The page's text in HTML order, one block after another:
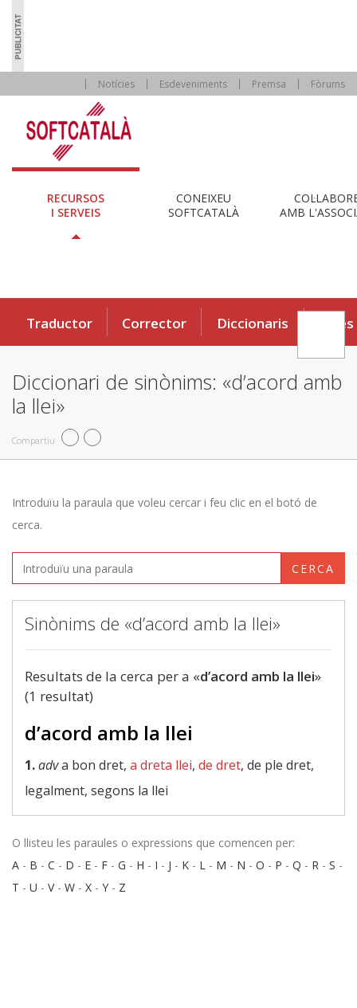
Notícies Esdeveniments Premsa Fòrums
RECURSOS
I SERVEIS
CONEIXEU
SOFTCATALÀ
AMB
Traductor Corrector Diccionaris Eines
Diccionari de sinònims: «d’acord amb
la llei»
Compartiu
Introduïu la paraula que voleu cercar i feu clic en el botó de
cerca.
CERCA
Sinònims de «d’acord amb la llei»
Resultats de la cerca per a «d’acord amb la llei»
(1 resultat)
d’acord amb la llei
1.adva bon dret, a dreta llei, de dret, de ple dret,
legalment, segons la llei
O llisteu les paraules o expressions que comencen per:
A - B - C - D - E - F - G - H - I - J - K - L - M - N - O - P - Q - R - S -
T - U - V- W - X - Y - Z